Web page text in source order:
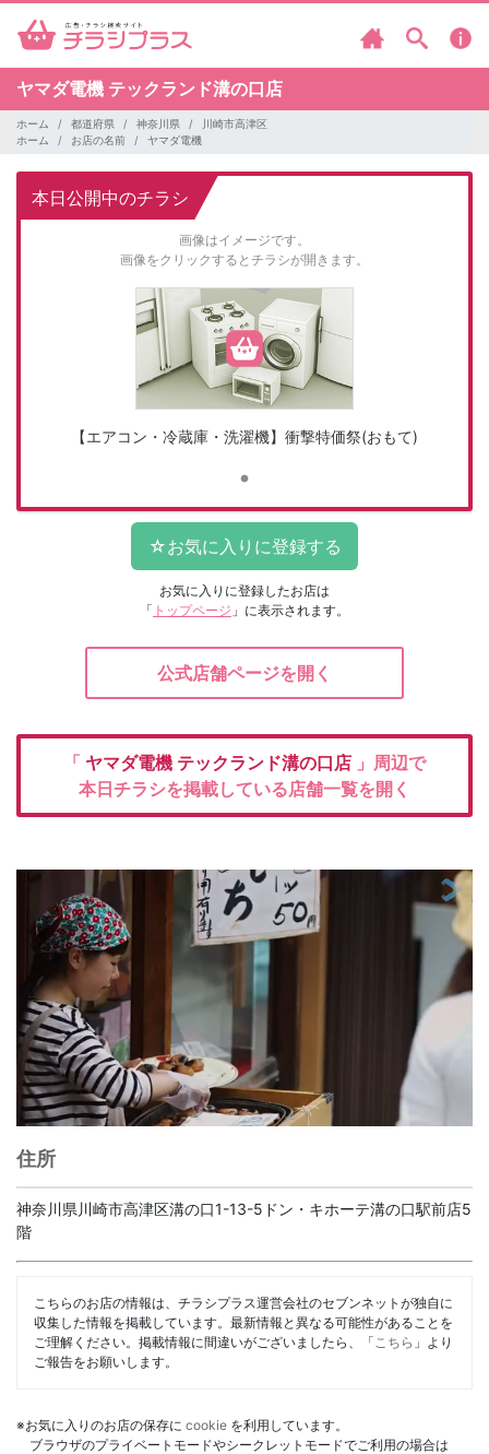
ヤマダ電機 テックランド溝の口店
ホーム 都道府県 神奈川県
川崎市高津区
ホーム
お店の名前 ヤマダ電機
本日公開中のチラシ
画像はイメージです。
画像をクリックするとチラシが開きます。
【エアコン・冷蔵庫・洗濯機】衝撃特価祭(おもて)
お気に入りに登録したお店は
「 トップページ 」に表示されます。
公式店舗ページを開く
「 ヤマダ電機 テックランド溝の口店 」周辺で
本日チラシを掲載している店舗一覧を開く
住所
神奈川県川崎市高津区溝の口1-13-5ドン・キホーテ溝の口駅前店5
階
こちらのお店の情報は、チラシプラス運営会社のセブンネットが独自に
収集した情報を掲載しています。最新情報と異なる可能性があることを
ご理解ください。掲載情報に間違いがございましたら、「 こちら 」より
ご報告をお願いします。
※お気に入りのお店の保存に cookie を利用しています。
ブラウザのプライベートモードやシークレットモードでご利用の場合は